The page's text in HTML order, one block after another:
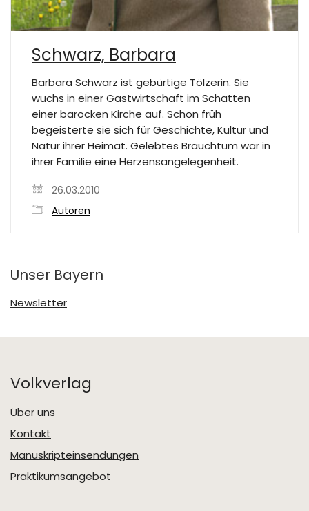
Schwarz, Barbara
Barbara Schwarz ist gebürtige Tölzerin. Sie
wuchs in einer Gastwirtschaft im Schatten
einer barocken Kirche auf. Schon früh
begeisterte sie sich für Geschichte, Kultur und
Natur ihrer Heimat. Gelebtes Brauchtum war in
ihrer Familie eine Herzensangelegenheit.
26.03.2010
Autoren
Unser Bayern
Newsletter
Volkverlag
Über uns
Kontakt
Manuskripteinsendungen
Praktikumsangebot